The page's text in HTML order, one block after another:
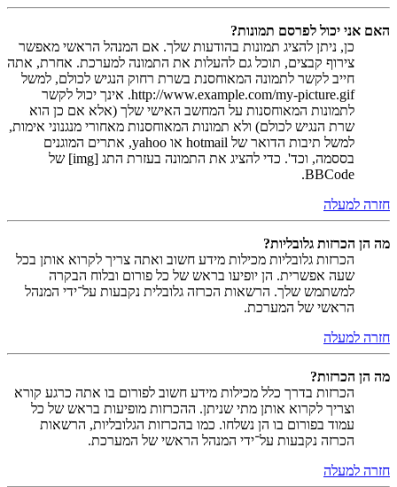
האם אני יכול לפרסם תמונות?
כן, ניתן להציג תמונות בהודעות שלך. אם המנהל הראשי מאפשר
צירוף קבצים, תוכל גם להעלות את התמונה למערכת. אחרת, אתה
חייב לקשר לתמונה המאוחסנת בשרת רחוק הנגיש לכולם, למשל
http://www.example.com/my-picture.gif. אינך יכול לקשר
לתמונות המאוחסנות על המחשב האישי שלך (אלא אם כן הוא
שרת הנגיש לכולם) ולא תמונות המאוחסנות מאחורי מנגנוני אימות,
למשל תיבות הדואר של hotmail או yahoo, אתרים המוגנים
בססמה, וכד'. כדי להציג את התמונה בעזרת התג [img] של
BBCode.
חזרה למעלה
מה הן הכרזות גלובליות?
הכרזות גלובליות מכילות מידע חשוב ואתה צריך לקרוא אותן בכל
שעה אפשרית. הן יופיעו בראש של כל פורום ובלוח הבקרה
למשתמש שלך. הרשאות הכרזה גלובלית נקבעות על־ידי המנהל
הראשי של המערכת.
חזרה למעלה
מה הן הכרזות?
הכרזות בדרך כלל מכילות מידע חשוב לפורום בו אתה כרגע קורא
וצריך לקרוא אותן מתי שניתן. ההכרזות מופיעות בראש של כל
עמוד בפורום בו הן נשלחו. כמו בהכרזות הגלובליות, הרשאות
הכרזה נקבעות על־ידי המנהל הראשי של המערכת.
חזרה למעלה